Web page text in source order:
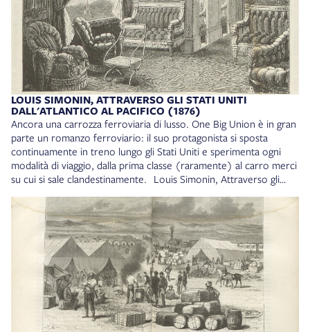
LOUIS SIMONIN, ATTRAVERSO GLI STATI UNITI
DALL'ATLANTICO AL PACIFICO (1876)
Ancora una carrozza ferroviaria di lusso. One Big Union è in gran
parte un romanzo ferroviario: il suo protagonista si sposta
continuamente in treno lungo gli Stati Uniti e sperimenta ogni
modalità di viaggio, dalla prima classe (raramente) al carro merci
su cui si sale clandestinamente. Louis Simonin, Attraverso gli
Collocazione: 18* D. V. 17